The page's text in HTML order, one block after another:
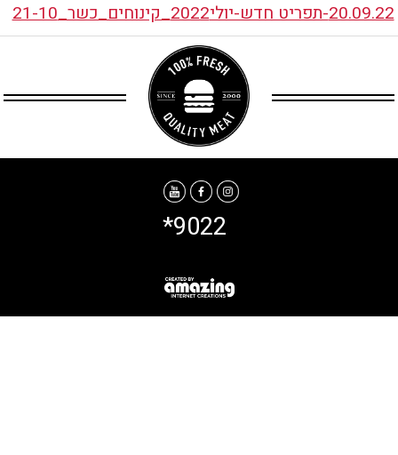
20.09.22-תפריט חדש-יולי2022_קינוחים_כשר_21-10
*9022